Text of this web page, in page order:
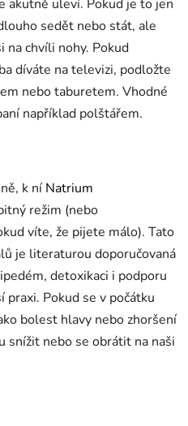
akutně uleví. Pokud je to jen
sedět nebo stát, ale
chvíli nohy. Pokud
díváte na televizi, podložte
nebo taburetem. Vhodné
například polštářem.
k ní Natrium
režim (nebo
víte, že pijete málo). Tato
je literaturou doporučovaná
detoxikaci i podporu
praxi. Pokud se v počátku
bolest hlavy nebo zhoršení
snížit nebo se obrátit na naši